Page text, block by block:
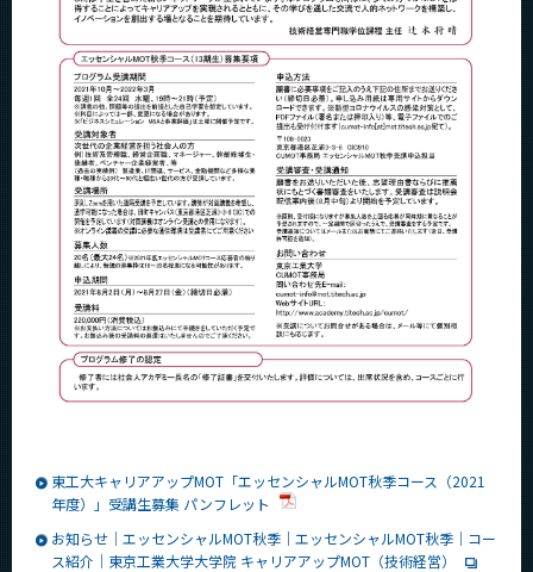
東工大キャリアアップMOT「エッセンシャルMOT秋季コース（2021
年度）」受講生募集 パンフレット
お知らせ｜エッセンシャルMOT秋季｜エッセンシャルMOT秋季｜コー
ス紹介｜東京工業大学大学院 キャリアアップMOT（技術経営）